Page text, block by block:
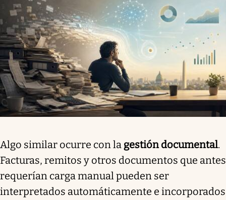
Algo similar ocurre con la gestión documental.
Facturas, remitos y otros documentos que antes
requerían carga manual pueden ser
interpretados automáticamente e incorporados